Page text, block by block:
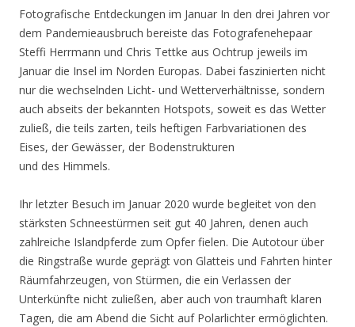
Fotografische Entdeckungen im Januar In den drei Jahren vor
dem Pandemieausbruch bereiste das Fotografenehepaar
Steffi Herrmann und Chris Tettke aus Ochtrup jeweils im
Januar die Insel im Norden Europas. Dabei faszinierten nicht
nur die wechselnden Licht- und Wetterverhältnisse, sondern
auch abseits der bekannten Hotspots, soweit es das Wetter
zuließ, die teils zarten, teils heftigen Farbvariationen des
Eises, der Gewässer, der Bodenstrukturen
und des Himmels.
Ihr letzter Besuch im Januar 2020 wurde begleitet von den
stärksten Schneestürmen seit gut 40 Jahren, denen auch
zahlreiche Islandpferde zum Opfer fielen. Die Autotour über
die Ringstraße wurde geprägt von Glatteis und Fahrten hinter
Räumfahrzeugen, von Stürmen, die ein Verlassen der
Unterkünfte nicht zuließen, aber auch von traumhaft klaren
Tagen, die am Abend die Sicht auf Polarlichter ermöglichten.